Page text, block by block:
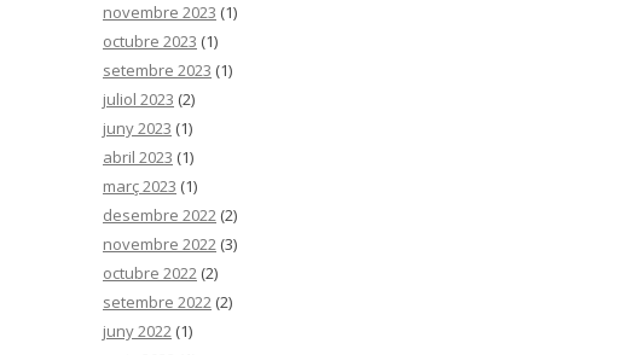
novembre 2023 (1)
octubre 2023 (1)
setembre 2023 (1)
juliol 2023 (2)
juny 2023 (1)
abril 2023 (1)
març 2023 (1)
desembre 2022 (2)
novembre 2022 (3)
octubre 2022 (2)
setembre 2022 (2)
juny 2022 (1)